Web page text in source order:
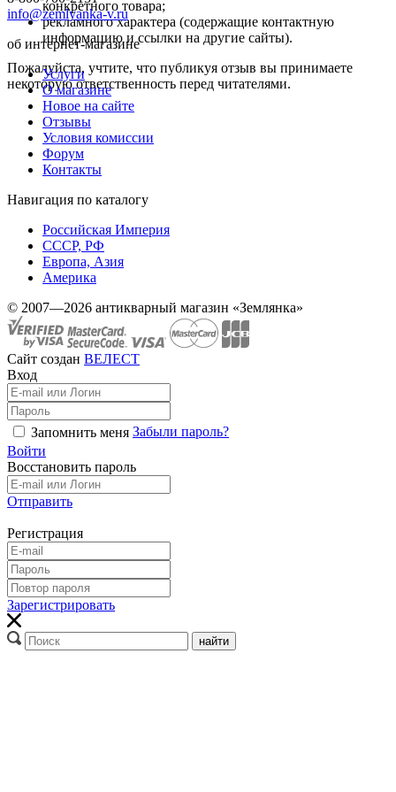
конкретного товара;
рекламного характера (содержащие контактную
информацию и ссылки на другие сайты).
Пожалуйста, учтите, что публикуя отзыв вы принимаете
некоторую ответственность перед читателями.
info@zemlyanka-v.ru
об интернет-магазине
Услуги
О магазине
Новое на сайте
Отзывы
Условия комиссии
Форум
Контакты
Навигация по каталогу
Российская Империя
СССР, РФ
Европа, Азия
Америка
© 2007—2026 антикварный магазин «Землянка»
Сайт создан ВЕЛЕСТ
Вход
Запомнить меня Забыли пароль?
Войти
Восстановить пароль
Отправить
Регистрация
Зарегистрировать
найти